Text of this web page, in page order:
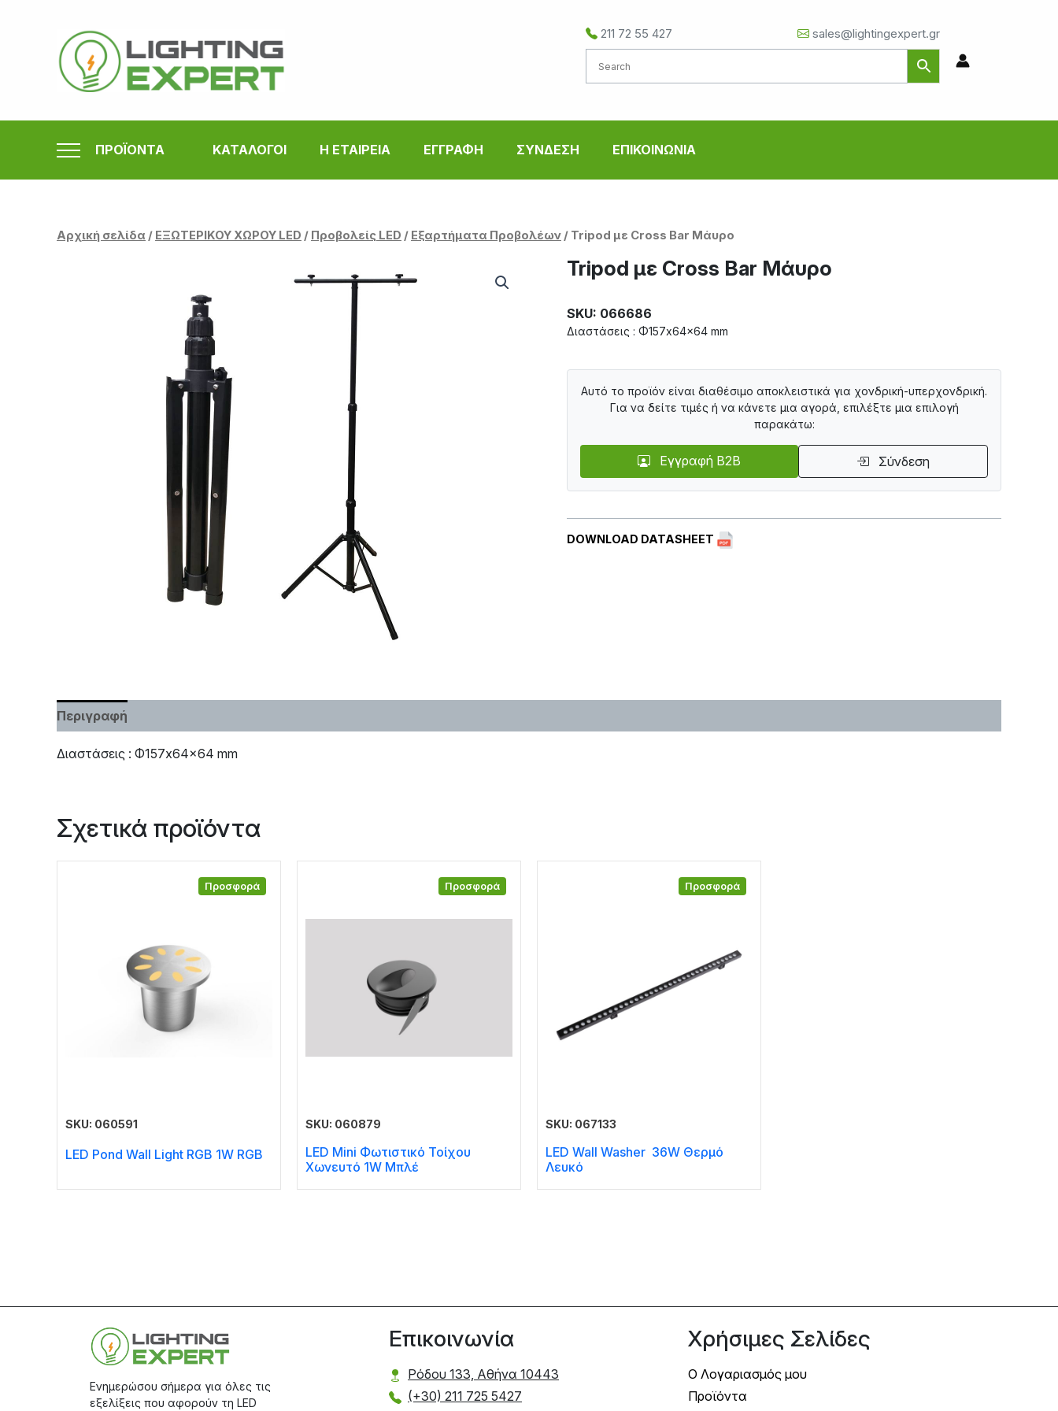
περιεχόμενο
211 72 55 427 sales@lightingexpert.gr
ΠΡΟΪΟΝΤΑ ΚΑΤΑΛΟΓΟΙ Η ΕΤΑΙΡΕΙΑ ΕΓΓΡΑΦΗ ΣΥΝΔΕΣΗ ΕΠΙΚΟΙΝΩΝΙΑ
Αρχική σελίδα / ΕΞΩΤΕΡΙΚΟΥ ΧΩΡΟΥ LED / Προβολείς LED / Εξαρτήματα Προβολέων / Tripod με Cross Bar Μάυρο
Tripod με Cross Bar Μάυρο
SKU: 066686
Διαστάσεις : Φ157x64x64 mm
DOWNLOAD DATASHEET
Αυτό το προϊόν είναι διαθέσιμο αποκλειστικά για χονδρική-υπερχονδρική.
Για να δείτε τιμές ή να κάνετε μια αγορά, επιλέξτε μια επιλογή
παρακάτω:
Εγγραφή B2B Σύνδεση
Περιγραφή
Διαστάσεις : Φ157x64x64 mm
Σχετικά προϊόντα
Προσφορά
SKU: 060591
LED Pond Wall Light RGB 1W RGB
Προσφορά
SKU: 060879
LED Mini Φωτιστικό Τοίχου
Χωνευτό 1W Μπλέ
Προσφορά
SKU: 067133
LED Wall Washer 36W Θερμό
Λευκό
Ενημερώσου σήμερα για όλες τις
εξελίξεις που αφορούν τη LED
Επικοινωνία
Ρόδου 133, Αθήνα 10443
(+30) 211 725 5427
Χρήσιμες Σελίδες
Ο Λογαριασμός μου
Προϊόντα